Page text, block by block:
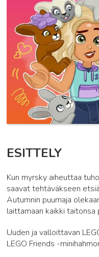
ESITTELY
Kun myrsky aiheuttaa
saavat tehtäväkseen
Autumnin puumaja
laittamaan kaikki taitonsa
Uuden ja valloittavan
LEGO Friends -